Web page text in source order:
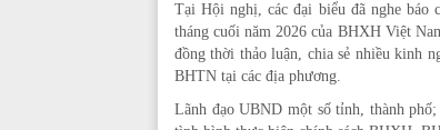
Tại Hội nghị, các đại biểu đã nghe báo
tháng cuối năm 2026 của BHXH Việt
đồng thời thảo luận, chia sẻ nhiều kinh
BHTN tại các địa phương.
Lãnh đạo UBND một số tỉnh, thành